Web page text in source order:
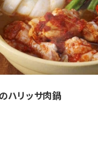
ハリッサ肉鍋